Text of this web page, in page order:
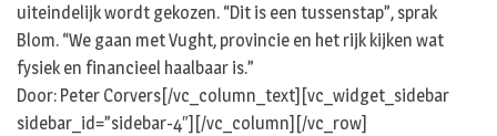
uiteindelijk wordt gekozen. “Dit is een tussenstap”, sprak
Blom. “We gaan met Vught, provincie en het rijk kijken wat
fysiek en financieel haalbaar is.”
Door: Peter Corvers[/vc_column_text][vc_widget_sidebar
sidebar_id=”sidebar-4″][/vc_column][/vc_row]